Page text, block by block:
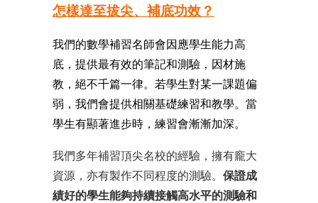
怎樣達至拔尖、補底功效？
我們的數學補習名師會因應學生能力高
底，提供最有效的筆記和測驗，因材施
教，絕不千篇一律。若學生對某一課題偏
弱，我們會提供相關基礎練習和教學。當
學生有顯著進步時，練習會漸漸加深。
我們多年補習頂尖名校的經驗，擁有龐大
資源，亦有製作不同程度的測驗。 保證成
績好的學生能夠持續接觸高水平的測驗和